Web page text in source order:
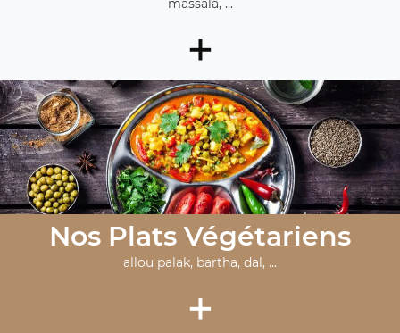
massala, ...
+
Nos Plats Végétariens
allou palak, bartha, dal, ...
+